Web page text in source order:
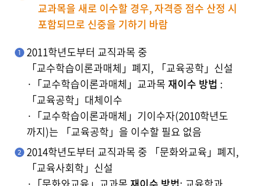
교과목을 새로 이수할 경우, 자격증 점수 산정 시
포함되므로 신중을 기하기 바람
2011학년도부터 교직과목 중
「교수학습이론과매체」폐지, 「교육공학」신설
·「교수학습이론과매체」교과목 재이수 방법 :
「교육공학」대체이수
·「교수학습이론과매체」기이수자(2010학년도
까지)는 「교육공학」을 이수할 필요 없음
2014학년도부터 교직과목 중 「문화와교육」폐지,
「교육사회학」신설